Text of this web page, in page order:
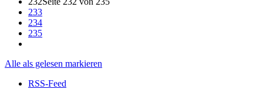
233
234
235
Alle als gelesen markieren
RSS-Feed